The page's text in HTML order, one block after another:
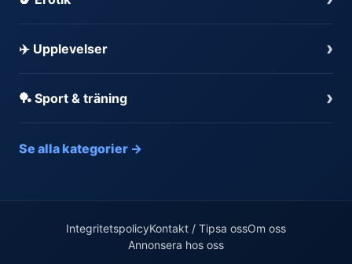
✈️ Upplevelser ›
🏓 Sport & träning ›
Se alla kategorier →
IntegritetspolicyKontakt / Tipsa ossOm oss
Annonsera hos oss